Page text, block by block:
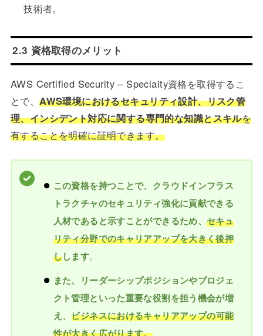
技術者。
2.3 資格取得のメリット
AWS Certified Security – Specialty資格を取得するこ
とで、AWS環境におけるセキュリティ設計、リスク管
理、インシデント対応に関する専門的な知識とスキルを
有することを明確に証明できます。
この資格を持つことで、クラウドインフラス
トラクチャのセキュリティ強化に貢献できる
人材であると示すことができるため、セキュ
リティ分野でのキャリアアップを大きく後押
しします。
また、リーダーシップポジションやプロジェ
クト管理といった重要な役割を担う機会が増
え、 ビジネスにおけるキャリアアップの可能
性が大きく広がります。